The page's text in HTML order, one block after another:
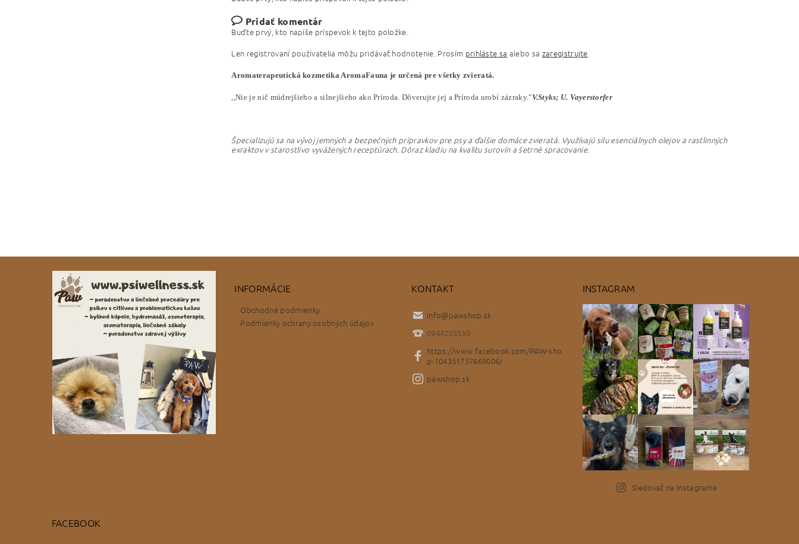
Pridať komentár
Buďte prvý, kto napíše príspevok k tejto položke.
Len registrovaní používatelia môžu pridávať hodnotenie. Prosím prihláste sa alebo sa zaregistrujte
Aromaterapeutická kozmetika AromaFauna je určená pre všetky zvieratá.
,,Nie je nič múdrejšieho a silnejšieho ako Príroda. Dôverujte jej a Príroda urobí zázraky."V.Styks; U. Vayerstorfer
Špecializujú sa na vývoj jemných a bezpečných prípravkov pre psy a ďalšie domáce zvieratá. Využívajú silu esenciálnych olejov a rastlinných
exraktov v starostlivo vyvážených receptúrach. Dôraz kladiu na kvalitu surovín a šetrné spracovanie.
INFORMÁCIE
Obchodné podmienky
Podmienky ochrany osobných údajov
KONTAKT
info@pawshop.sk
0944203550
https://www.facebook.com/PAW-sho
p-104351757669006/
pawshop.sk
INSTAGRAM
Sledovať na Instagrame
FACEBOOK